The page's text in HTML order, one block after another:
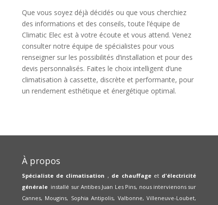
Que vous soyez déjà décidés ou que vous cherchiez
des informations et des conseils, toute l’équipe de
Climatic Elec est à votre écoute et vous attend. Venez
consulter notre équipe de spécialistes pour vous
renseigner sur les possibilités d’installation et pour des
devis personnalisés. Faites le choix intelligent d’une
climatisation à cassette, discrète et performante, pour
un rendement esthétique et énergétique optimal.
À propos
Spécialiste de climatisation , de chauffageet d'électricité
générale installé sur Antibes Juan Les Pins, nous intervienons sur
Cannes, Mougins, Sophia Antipolis, Valbonne, Villeneuve-Loubet,